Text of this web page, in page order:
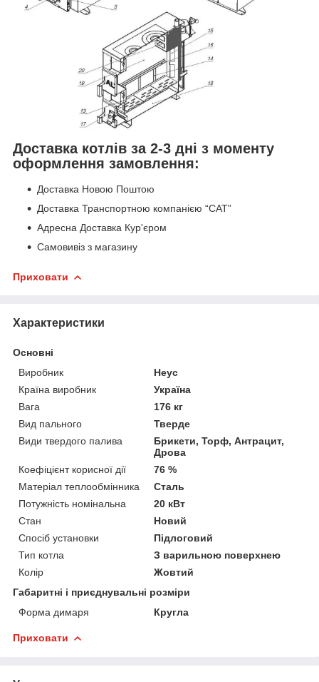
Доставка котлів за 2-3 дні з моменту
оформлення замовлення:
Доставка Новою Поштою
Доставка Транспортною компанією “САТ”
Адресна Доставка Кур'єром
Самовивіз з магазину
Приховати
Характеристики
Основні
Виробник
Неус
Країна виробник
Україна
Вага
176 кг
Вид пального
Тверде
Види твердого палива
Брикети, Торф, Антрацит,
Дрова
Коефіцієнт корисної дії
76 %
Матеріал теплообмінника
Сталь
Потужність номінальна
20 кВт
Стан
Новий
Спосіб установки
Підлоговий
Тип котла
З варильною поверхнею
Колір
Жовтий
Габаритні і приєднувальні розміри
Форма димаря
Кругла
Приховати